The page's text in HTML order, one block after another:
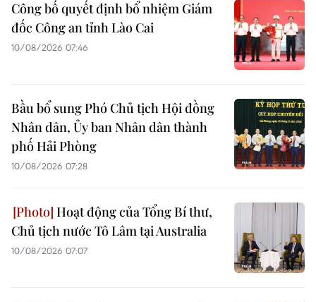
Công bố quyết định bổ nhiệm Giám
đốc Công an tỉnh Lào Cai
10/08/2026 07:46
Bầu bổ sung Phó Chủ tịch Hội đồng
Nhân dân, Ủy ban Nhân dân thành
phố Hải Phòng
10/08/2026 07:28
Hoạt động của Tổng Bí thư,
Chủ tịch nước Tô Lâm tại Australia
10/08/2026 07:07